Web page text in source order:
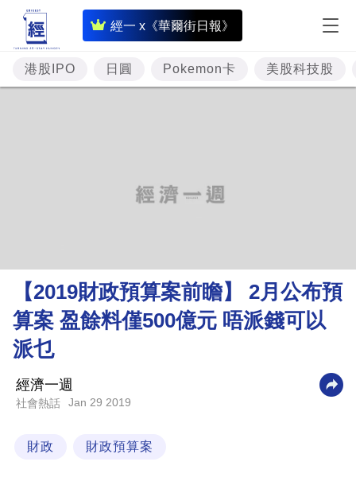
經一 x《華爾街日報》
即
時
財
經
理
財
商
技
場
港股IPO 日圓 Pokemon卡 美股科技股
【2019財政預算案前瞻】 2月公布預
算案 盈餘料僅500億元 唔派錢可以
派乜
經濟一週
社會熱話 Jan 29 2019
財政 財政預算案